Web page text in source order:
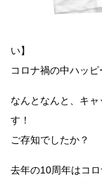
い】
コロナ禍の中ハッ
なんとなんと、キ
す！
ご存知でしたか？
去年の10周年はコ